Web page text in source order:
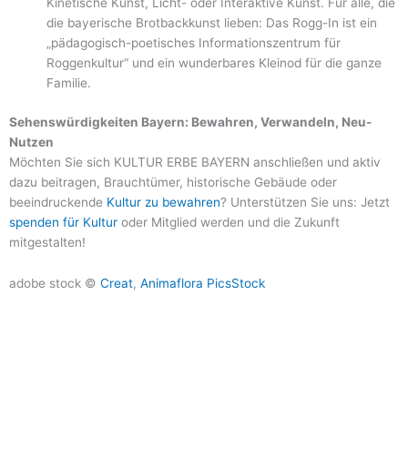
die bayerische Brotbackkunst lieben: Das Rogg-In ist ein
„pädagogisch-poetisches Informationszentrum für
Roggenkultur“ und ein wunderbares Kleinod für die ganze
Familie.
Sehenswürdigkeiten Bayern: Bewahren, Verwandeln, Neu-
Nutzen
Möchten Sie sich KULTUR ERBE BAYERN anschließen und aktiv
dazu beitragen, Brauchtümer, historische Gebäude oder
beeindruckende Kultur zu bewahren? Unterstützen Sie uns: Jetzt
spenden für Kultur oder Mitglied werden und die Zukunft
mitgestalten!
adobe stock © Creat, Animaflora PicsStock